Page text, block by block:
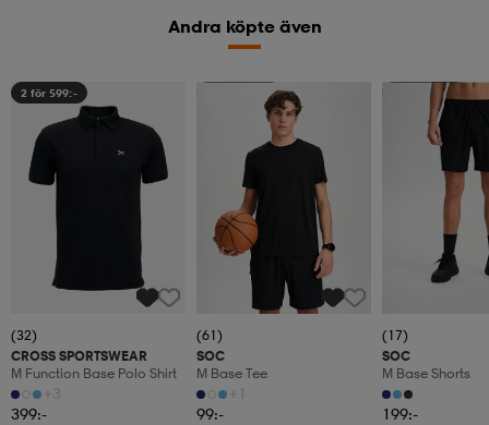
Andra köpte även
2 för 599:-
(32)
CROSS SPORTSWEAR
M Function Base Polo Shirt
+3
399:-
Kolla priset
(61)
SOC
M Base Tee
+1
99:-
Kolla priset
(17)
SOC
M Base Shorts
199:-